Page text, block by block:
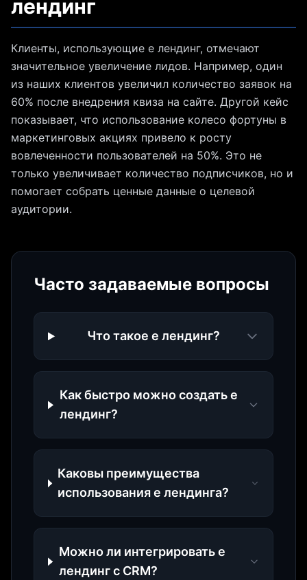
лендинг
Клиенты, использующие е лендинг, отмечают
значительное увеличение лидов. Например, один
из наших клиентов увеличил количество заявок на
60% после внедрения квиза на сайте. Другой кейс
показывает, что использование колесо фортуны в
маркетинговых акциях привело к росту
вовлеченности пользователей на 50%. Это не
только увеличивает количество подписчиков, но и
помогает собрать ценные данные о целевой
аудитории.
Часто задаваемые вопросы
Что такое е лендинг?
Как быстро можно создать е
лендинг?
Каковы преимущества
использования е лендинга?
Можно ли интегрировать е
лендинг с CRM?